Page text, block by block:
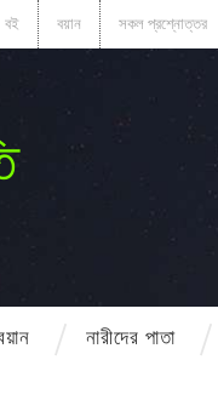
বই বয়ান সকল প্রশ্নোত্তর
নারীদের পাতা